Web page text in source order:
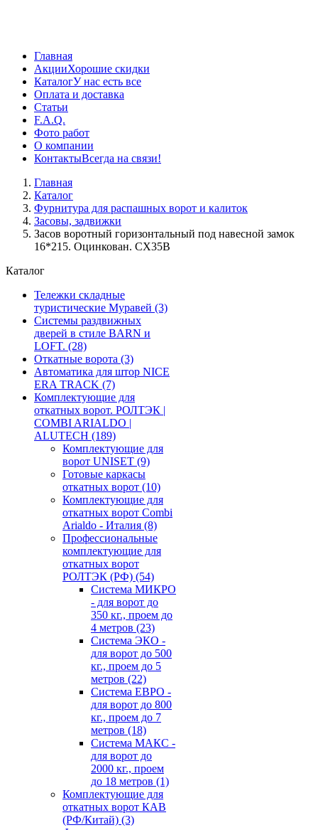
Главная
АкцииХорошие скидки
КаталогУ нас есть все
Оплата и доставка
Статьи
F.A.Q.
Фото работ
О компании
КонтактыВсегда на связи!
Главная
Каталог
Фурнитура для распашных ворот и калиток
Засовы, задвижки
Засов воротный горизонтальный под навесной замок
16*215. Оцинкован. CX35B
Каталог
Тележки складные
туристические Муравей (3)
Системы раздвижных
дверей в стиле BARN и
LOFT. (28)
Откатные ворота (3)
Автоматика для штор NICE
ERA TRACK (7)
Комплектующие для
откатных ворот. РОЛТЭК |
COMBI ARIALDO |
ALUTECH (189)
Комплектующие для
ворот UNISET (9)
Готовые каркасы
откатных ворот (10)
Комплектующие для
откатных ворот Combi
Arialdo - Италия (8)
Профессиональные
комплектующие для
откатных ворот
РОЛТЭК (РФ) (54)
Система МИКРО
- для ворот до
350 кг., проем до
4 метров (23)
Система ЭКО -
для ворот до 500
кг., проем до 5
метров (22)
Система ЕВРО -
для ворот до 800
кг., проем до 7
метров (18)
Система МАКС -
для ворот до
2000 кг., проем
до 18 метров (1)
Комплектующие для
откатных ворот КАВ
(РФ/Китай) (3)